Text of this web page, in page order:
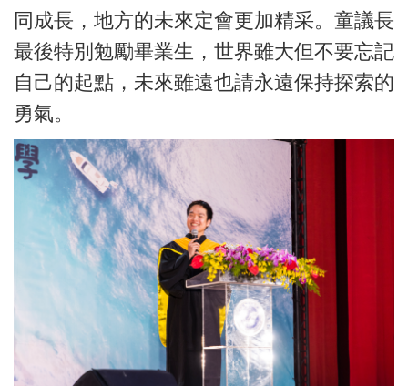
同成長，地方的未來定會更加精采。童議長
最後特別勉勵畢業生，世界雖大但不要忘記
自己的起點，未來雖遠也請永遠保持探索的
勇氣。